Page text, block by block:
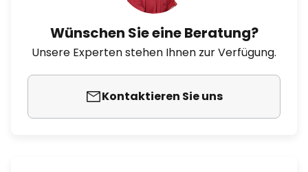
Wünschen Sie eine Beratung?
Unsere Experten stehen Ihnen zur Verfügung.
Kontaktieren Sie uns